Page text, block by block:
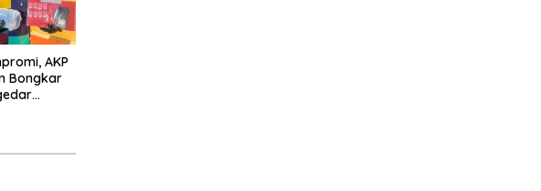
AKP
Bongkar